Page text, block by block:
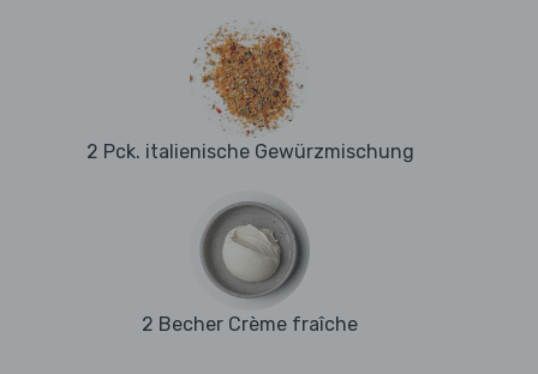
2 Pck. italienische Gewürzmischung
2 Becher Crème fraîche